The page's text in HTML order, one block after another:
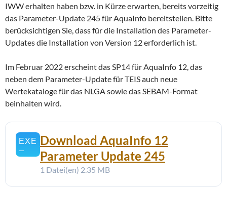
IWW erhalten haben bzw. in Kürze erwarten, bereits vorzeitig
das Parameter-Update 245 für AquaInfo bereitstellen. Bitte
berücksichtigen Sie, dass für die Installation des Parameter-
Updates die Installation von Version 12 erforderlich ist.
Im Februar 2022 erscheint das SP14 für AquaInfo 12, das
neben dem Parameter-Update für TEIS auch neue
Wertekataloge für das NLGA sowie das SEBAM-Format
beinhalten wird.
Download AquaInfo 12
Parameter Update 245
1 Datei(en) 2.35 MB